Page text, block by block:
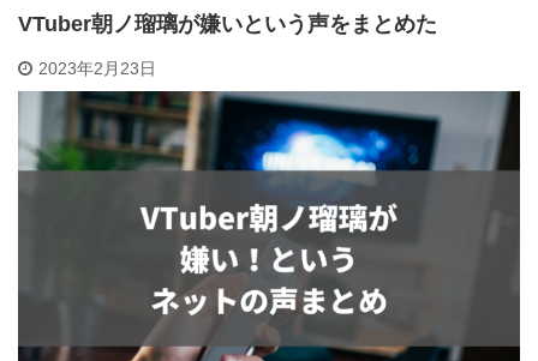
VTuber朝ノ瑠璃が嫌いという声をまとめた
2023年2月23日